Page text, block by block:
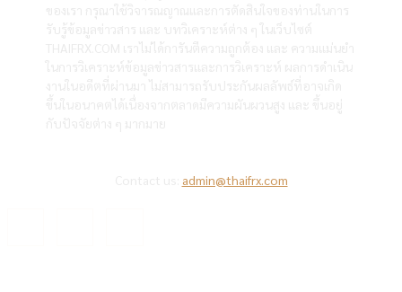
admin@thaifrx.com